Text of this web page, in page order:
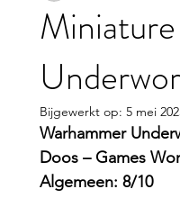
Bijgewerkt op: 5 mei
Warhammer
Doos – Games
Algemeen: 8/10